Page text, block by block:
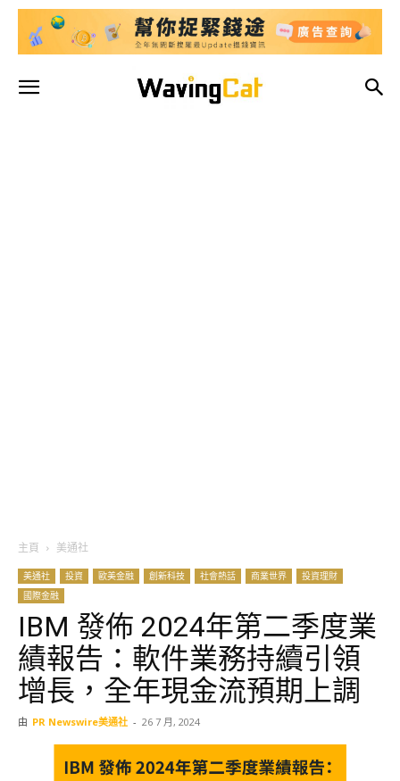
主頁 美通社
美通社 投資 歐美金融 創新科技 社會熱話 商業世界
投資理財
國際金融
IBM 發佈 2024年第二季度業
績報告：軟件業務持續引領
增長，全年現金流預期上調
由 PR Newswire美通社 - 26 7 月, 2024